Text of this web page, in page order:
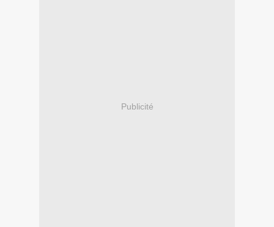
Publicité